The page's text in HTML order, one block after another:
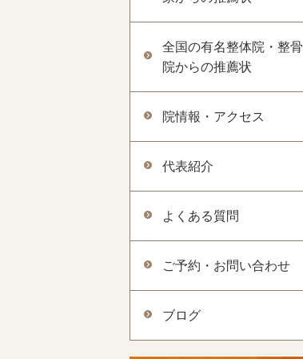
全国の有名整体院・整骨
院からの推薦状
院情報・アクセス
代表紹介
よくある質問
ご予約・お問い合わせ
ブログ